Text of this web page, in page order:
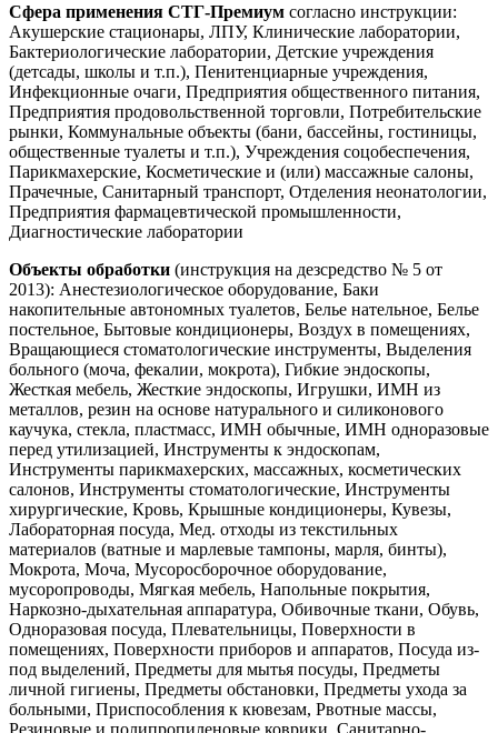
Сфера применения СТГ-Премиум согласно инструкции:
Акушерские стационары, ЛПУ, Клинические лаборатории,
Бактериологические лаборатории, Детские учреждения
(детсады, школы и т.п.), Пенитенциарные учреждения,
Инфекционные очаги, Предприятия общественного питания,
Предприятия продовольственной торговли, Потребительские
рынки, Коммунальные объекты (бани, бассейны, гостиницы,
общественные туалеты и т.п.), Учреждения соцобеспечения,
Парикмахерские, Косметические и (или) массажные салоны,
Прачечные, Санитарный транспорт, Отделения неонатологии,
Предприятия фармацевтической промышленности,
Диагностические лаборатории
Объекты обработки (инструкция на дезсредство № 5 от
2013): Анестезиологическое оборудование, Баки
накопительные автономных туалетов, Белье нательное, Белье
постельное, Бытовые кондиционеры, Воздух в помещениях,
Вращающиеся стоматологические инструменты, Выделения
больного (моча, фекалии, мокрота), Гибкие эндоскопы,
Жесткая мебель, Жесткие эндоскопы, Игрушки, ИМН из
металлов, резин на основе натурального и силиконового
каучука, стекла, пластмасс, ИМН обычные, ИМН одноразовые
перед утилизацией, Инструменты к эндоскопам,
Инструменты парикмахерских, массажных, косметических
салонов, Инструменты стоматологические, Инструменты
хирургические, Кровь, Крышные кондиционеры, Кувезы,
Лабораторная посуда, Мед. отходы из текстильных
материалов (ватные и марлевые тампоны, марля, бинты),
Мокрота, Моча, Мусоросборочное оборудование,
мусоропроводы, Мягкая мебель, Напольные покрытия,
Наркозно-дыхательная аппаратура, Обивочные ткани, Обувь,
Одноразовая посуда, Плевательницы, Поверхности в
помещениях, Поверхности приборов и аппаратов, Посуда из-
под выделений, Предметы для мытья посуды, Предметы
личной гигиены, Предметы обстановки, Предметы ухода за
больными, Приспособления к кювезам, Рвотные массы,
Резиновые и полипропиленовые коврики, Санитарно-